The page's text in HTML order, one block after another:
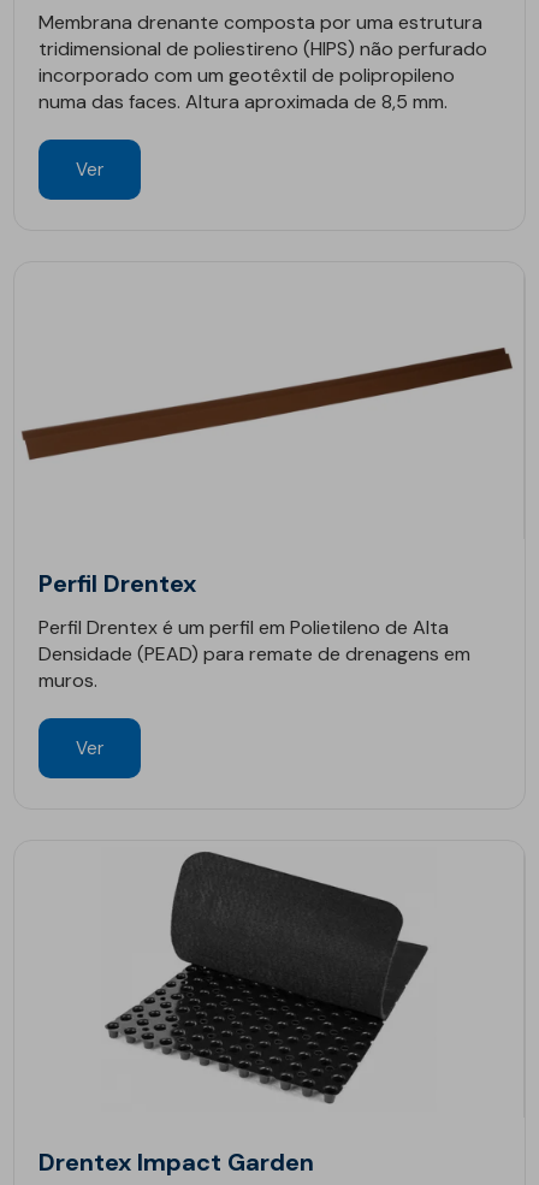
Membrana drenante composta por uma estrutura
tridimensional de poliestireno (HIPS) não perfurado
incorporado com um geotêxtil de polipropileno
numa das faces. Altura aproximada de 8,5 mm.
Ver
Perfil Drentex
Perfil Drentex é um perfil em Polietileno de Alta
Densidade (PEAD) para remate de drenagens em
muros.
Ver
Drentex Impact Garden